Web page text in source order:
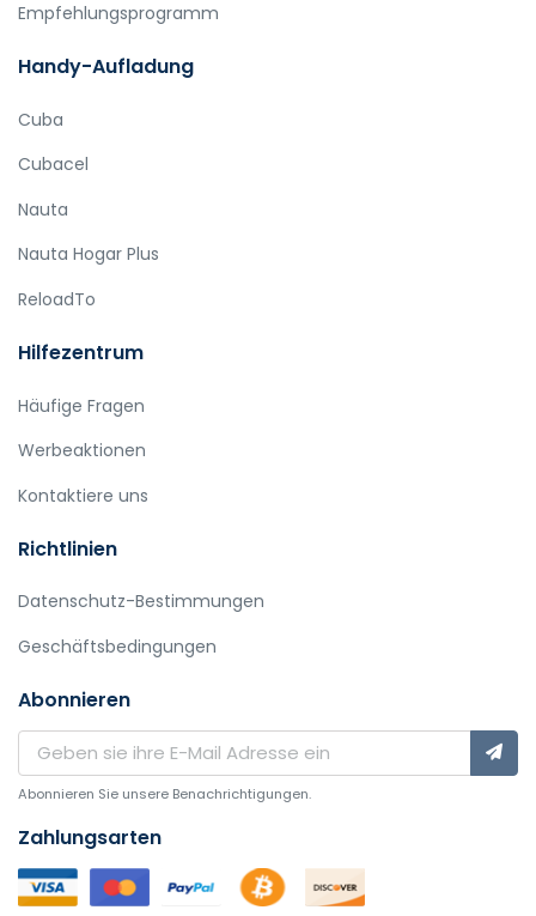
Empfehlungsprogramm
Handy-Aufladung
Cuba
Cubacel
Nauta
Nauta Hogar Plus
ReloadTo
Hilfezentrum
Häufige Fragen
Werbeaktionen
Kontaktiere uns
Richtlinien
Datenschutz-Bestimmungen
Geschäftsbedingungen
Abonnieren
Abonnieren Sie unsere Benachrichtigungen.
Zahlungsarten